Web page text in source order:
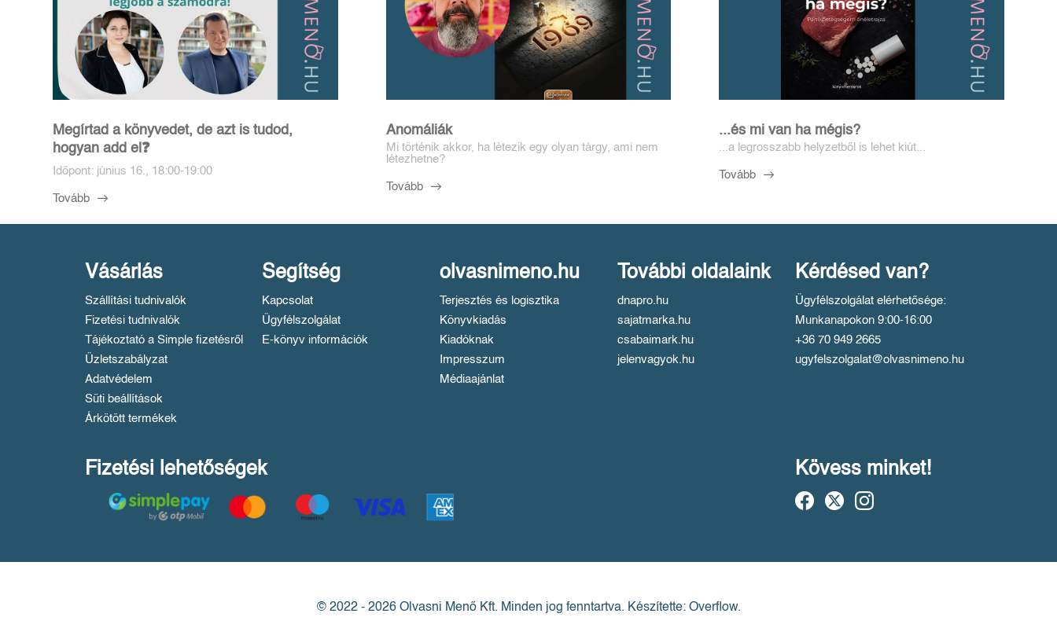
Megírtad a könyvedet, de azt is tudod,
hogyan add el❓️
Időpont: június 16., 18:00-19:00
Tovább
Anomáliák
Mi történik akkor, ha létezik egy olyan tárgy, ami nem
létezhetne?
Tovább
...és mi van ha mégis?
...a legrosszabb helyzetből is lehet kiút...
Tovább
Vásárlás
Szállítási tudnivalók
Fizetési tudnivalók
Tájékoztató a Simple fizetésről
Üzletszabályzat
Adatvédelem
Süti beállítások
Árkötött termékek
Segítség
Kapcsolat
Ügyfélszolgálat
E-könyv információk
olvasnimeno.hu
Terjesztés és logisztika
Könyvkiadás
Kiadóknak
Impresszum
Médiaajánlat
További oldalaink
dnapro.hu
sajatmarka.hu
csabaimark.hu
jelenvagyok.hu
Kérdésed van?
Ügyfélszolgálat elérhetősége:
Munkanapokon 9:00-16:00
+36 70 949 2665
ugyfelszolgalat@olvasnimeno.hu
Fizetési lehetőségek Kövess minket!
© 2022 - 2026 Olvasni Menő Kft. Minden jog fenntartva. Készítette: Overflow.